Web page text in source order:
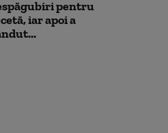
pentru
iar apoi a